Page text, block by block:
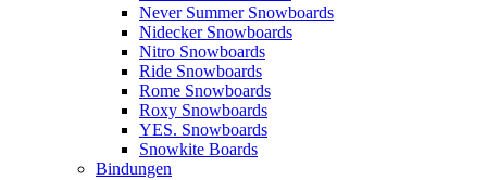
Never Summer Snowboards
Nidecker Snowboards
Nitro Snowboards
Ride Snowboards
Rome Snowboards
Roxy Snowboards
YES. Snowboards
Snowkite Boards
Bindungen